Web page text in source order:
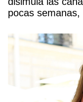
pocas semanas,